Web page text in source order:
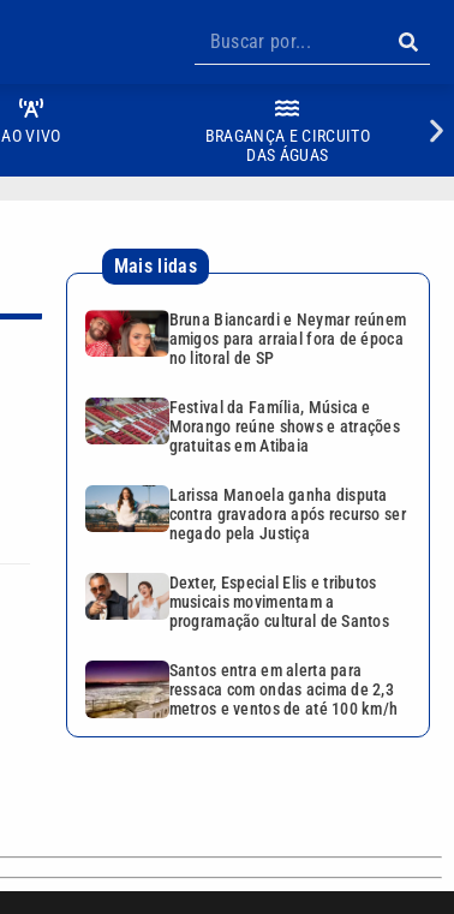
AO VIVO
BRAGANÇA E CIRCUITO
DAS ÁGUAS
Mais lidas
Bruna Biancardi e Neymar reúnem
amigos para arraial fora de época
no litoral de SP
Festival da Família, Música e
Morango reúne shows e atrações
gratuitas em Atibaia
Larissa Manoela ganha disputa
contra gravadora após recurso ser
negado pela Justiça
Dexter, Especial Elis e tributos
musicais movimentam a
programação cultural de Santos
Santos entra em alerta para
ressaca com ondas acima de 2,3
metros e ventos de até 100 km/h